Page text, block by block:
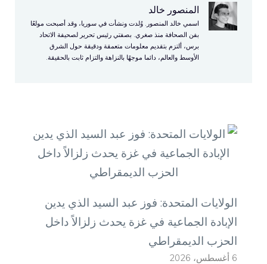
المنصور خالد
اسمي خالد المنصور. وُلدت ونشأت في سوريا، وقد أصبحت مولعًا
بفن الصحافة منذ صغري. بصفتي رئيس تحرير لصحيفة الاتحاد
برس، ألتزم بتقديم معلومات متعمقة ودقيقة حول الشرق
الأوسط والعالم، دائما موجهًا بالنزاهة والتزام ثابت بالحقيقة.
الولايات المتحدة: فوز عبد السيد الذي يدين
الإبادة الجماعية في غزة يحدث زلزالاً داخل
الحزب الديمقراطي
6 أغسطس، 2026